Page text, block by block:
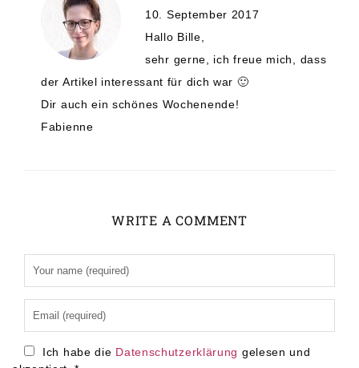
10. September 2017
Hallo Bille,
sehr gerne, ich freue mich, dass
der Artikel interessant für dich war 🙂
Dir auch ein schönes Wochenende!
Fabienne
WRITE A COMMENT
Ich habe die Datenschutzerklärung gelesen und